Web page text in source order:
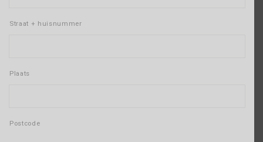
Straat + huisnummer
Plaats
Postcode